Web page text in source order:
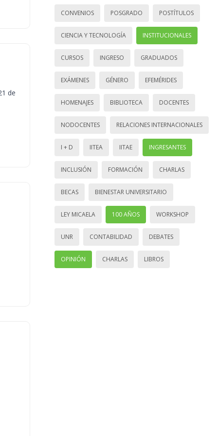
de
CONVENIOS POSGRADO POSTÍTULOS
CIENCIA Y TECNOLOGÍA INSTITUCIONALES
CURSOS INGRESO GRADUADOS
EXÁMENES GÉNERO EFEMÉRIDES
HOMENAJES BIBLIOTECA DOCENTES
NODOCENTES RELACIONES INTERNACIONALES
I + D IITEA IITAE INGRESANTES
INCLUSIÓN FORMACIÓN CHARLAS
BECAS BIENESTAR UNIVERSITARIO
LEY MICAELA 100 AÑOS WORKSHOP
UNR CONTABILIDAD DEBATES
OPINIÓN CHARLAS LIBROS